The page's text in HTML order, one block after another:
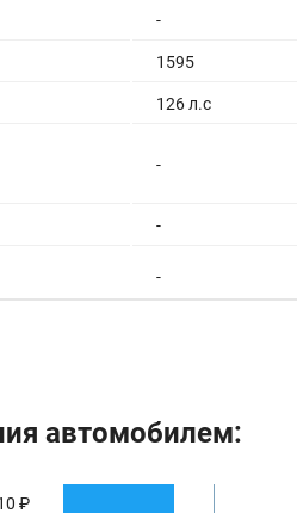
-
1595
126 л.с
-
-
-
-
автомобилем:
₽